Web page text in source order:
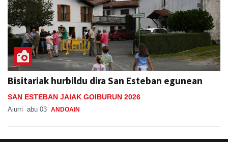
Bisitariak hurbildu dira San Esteban egunean
SAN ESTEBAN JAIAK GOIBURUN 2026
Aiurri abu 03 ANDOAIN